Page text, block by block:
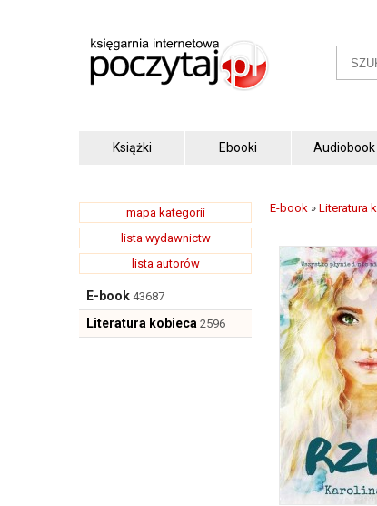
Książki Ebooki Audiobook
mapa kategorii
lista wydawnictw
lista autorów
E-book 43687
Literatura kobieca 2596
E-book » Literatura